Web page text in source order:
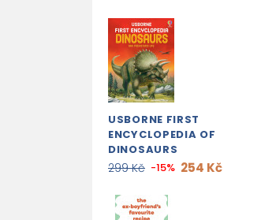
USBORNE FIRST
ENCYCLOPEDIA OF
DINOSAURS
299 Kč -15% 254 Kč